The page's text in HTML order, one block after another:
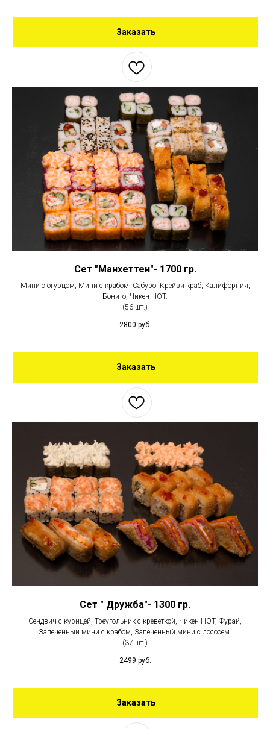
Заказать
Сет "Манхеттен"- 1700 гр.
Мини с огурцом, Мини с крабом, Сабуро, Крейзи краб, Калифорния,
Бонито, Чикен HOT.
(56 шт.)
2800 руб.
Заказать
Сет " Дружба"- 1300 гр.
Сендвич с курицей, Треугольник с креветкой, Чикен HOT, Фурай,
Запеченный мини с крабом, Запеченный мини с лососем.
(37 шт.)
2499 руб.
Заказать